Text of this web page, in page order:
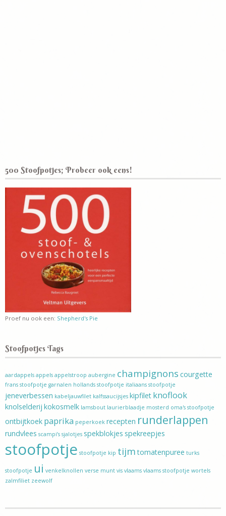
500 Stoofpotjes; Probeer ook eens!
Proef nu ook een: Shepherd's Pie
Stoofpotjes Tags
aardappels appels appelstroop aubergine champignons courgette
frans stoofpotje garnalen hollands stoofpotje italiaans stoofpotje
jeneverbessen kabeljauwfilet kalfssaucijsjes kipfilet knoflook
knolselderij kokosmelk lamsbout laurierblaadje mosterd oma's stoofpotje
ontbijtkoek paprika peperkoek recepten runderlappen
rundvlees scampi’s sjalotjes spekblokjes spekreepjes
stoofpotje stoofpotje kip tijm tomatenpuree turks
stoofpotje ui venkelknollen verse munt vis vlaams vlaams stoofpotje wortels
zalmfiliet zeewolf